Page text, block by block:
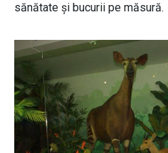
sănătate și bucurii pe măsură.